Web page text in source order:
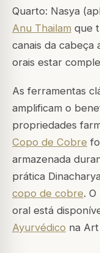
Quarto: Nasya
Anu Thailam que
canais da cabeça
orais estar
As ferramentas
amplificam o
propriedades
Copo de Cobre
armazenada
prática
copo de cobre.
oral está
Ayurvédico na